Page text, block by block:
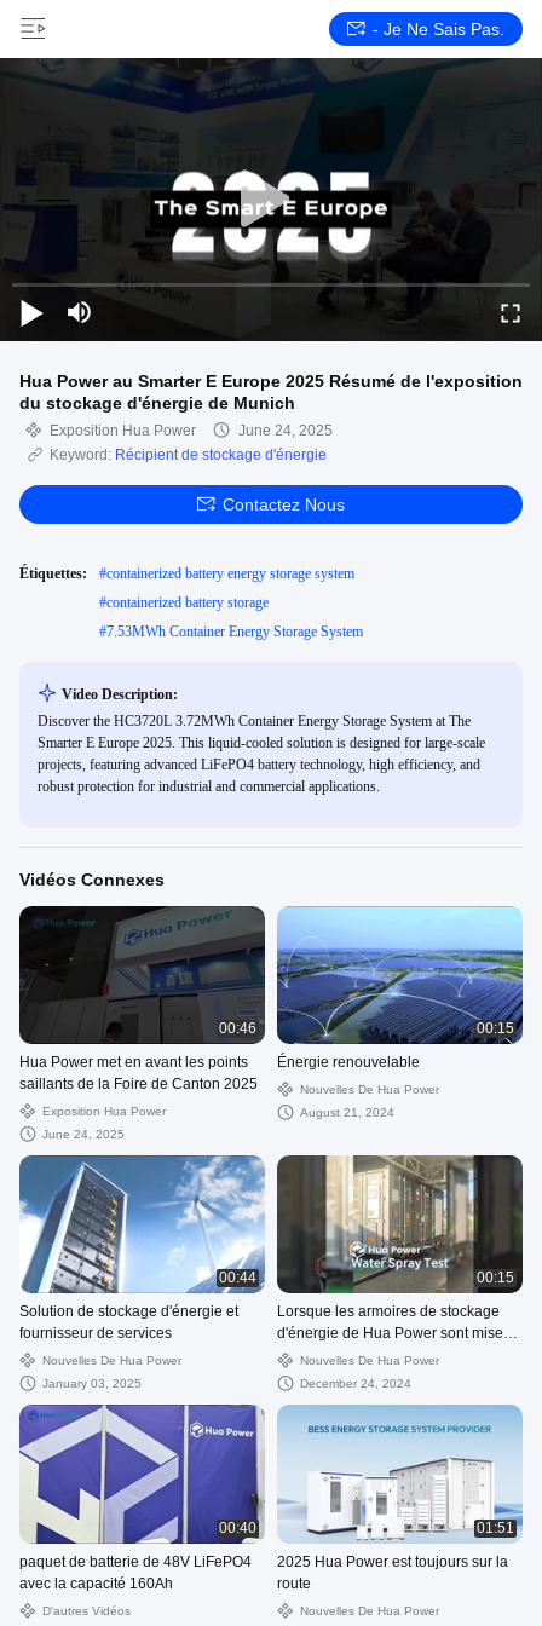
- Je Ne Sais Pas.
Hua Power au Smarter E Europe 2025 Résumé de l'exposition
du stockage d'énergie de Munich
Exposition Hua Power
June 24, 2025
Keyword: Récipient de stockage d'énergie
Contactez Nous
Étiquettes: #containerized battery energy storage system
#containerized battery storage
#7.53MWh Container Energy Storage System
Video Description:
Discover the HC3720L 3.72MWh Container Energy Storage System at The
Smarter E Europe 2025. This liquid-cooled solution is designed for large-scale
projects, featuring advanced LiFePO4 battery technology, high efficiency, and
robust protection for industrial and commercial applications.
Vidéos Connexes
00:46
Hua Power met en avant les points
saillants de la Foire de Canton 2025
Exposition Hua Power
June 24, 2025
00:15
Énergie renouvelable
Nouvelles De Hua Power
August 21, 2024
00:44
Solution de stockage d'énergie et
fournisseur de services
Nouvelles De Hua Power
January 03, 2025
00:15
Lorsque les armoires de stockage
d'énergie de Hua Power sont mises à
l'épreuve dans le test de
pulvérisation d'eau
Nouvelles De Hua Power
December 24, 2024
00:40
paquet de batterie de 48V LiFePO4
avec la capacité 160Ah
D'autres Vidéos
01:51
2025 Hua Power est toujours sur la
route
Nouvelles De Hua Power